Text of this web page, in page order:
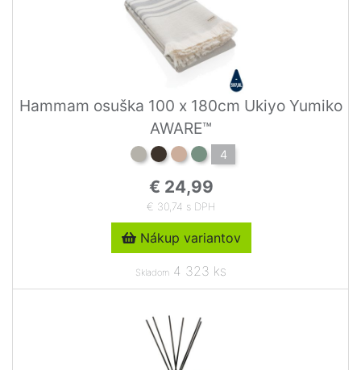
Hammam osuška 100 x 180cm Ukiyo Yumiko
AWARE™
4
€ 24,99
€ 30,74 s DPH
Nákup variantov
Skladom 4 323 ks